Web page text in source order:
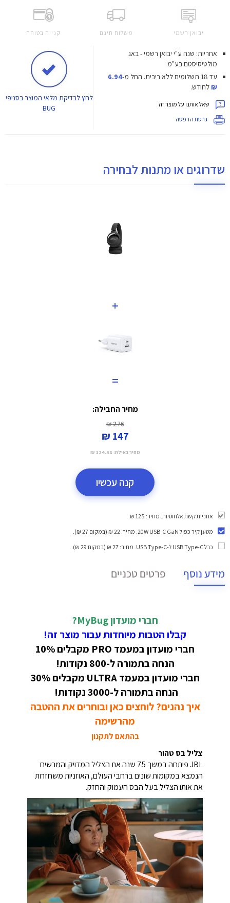
יבואן רשמי משלוח חינם קנייה בטוחה
אחריות: שנה ע"י יבואן רשמי - באג
מולטיסיסטם בע"מ
עד 18 תשלומים ללא ריבית.
החל מ-6.94
₪לחודש.
שאל אותנו על מוצר זה
גרסת הדפסה
לחץלבדיקת מלאי המוצר בסניפי
BUG
שדרוגים או מתנות לבחירה
+
=
מחיר החבילה:
276 ₪
147 ₪
מחיר באילת: 124.58 ₪
קנה עכשיו
אוזניות קשת אלחוטיות. מחיר: 125 ₪.
מטען קיר כפול 20W USB-C GaN
. מחיר: 22 ₪ (במקום 27 ₪).
כבל USB Type-C ל-USB Type-C
. מחיר: 27 ₪ (במקום 29 ₪).
מידע נוסף פרטים טכניים
חברי מועדון MyBug?
קבלו הטבות מיוחדות עבור מוצר זה!
חברי מועדון במעמד PRO מקבלים 10%
הנחה בתמורה ל-800 נקודות!
חברי מועדון במעמד ULTRA מקבלים 30%
הנחה בתמורה ל-3000 נקודות!
איך נהנים? לוחצים כאן ובוחרים את ההטבה
מהרשימה
בהתאם לתקנון
צליל בס טהור
JBL פיתחה במשך 75 שנה את הצליל המדויק והמרשים
הנמצא במקומות שונים ברחבי העולם, האוזניות משחזרות
את אותו הצליל בעל הבס העמוק והחזק.